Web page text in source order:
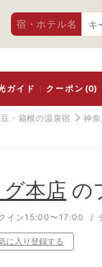
宿・ホテル名
ガイド クーポン(0)
・箱根の温泉宿 神
本店 の
イン15:00〜17:00
に入り登録する